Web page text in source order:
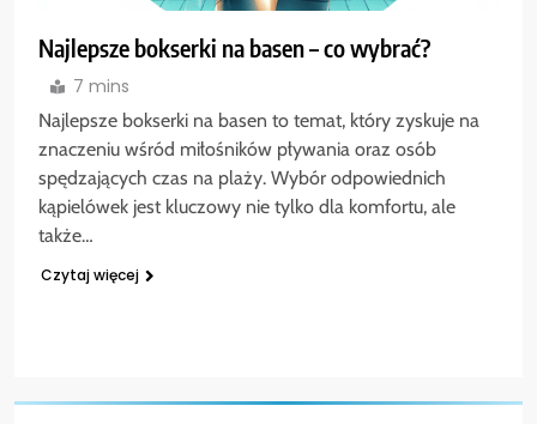
Najlepsze bokserki na basen – co wybrać?
7 mins
Najlepsze bokserki na basen to temat, który zyskuje na
znaczeniu wśród miłośników pływania oraz osób
spędzających czas na plaży. Wybór odpowiednich
kąpielówek jest kluczowy nie tylko dla komfortu, ale
także…
Czytaj więcej